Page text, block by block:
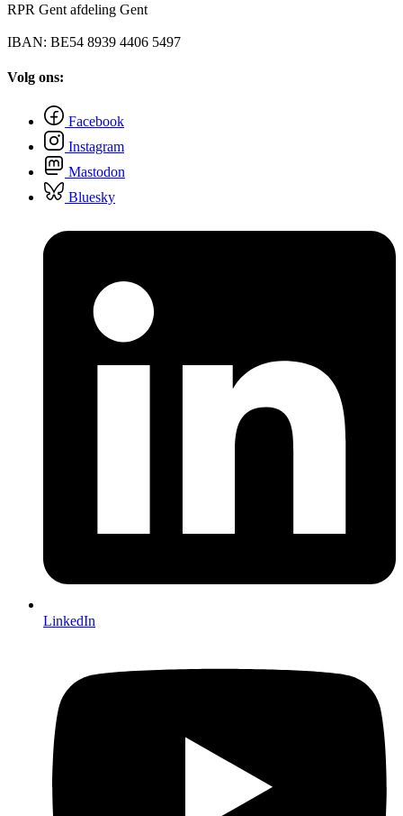
RPR Gent afdeling Gent
IBAN: BE54 8939 4406 5497
Volg ons:
Facebook
Instagram
Mastodon
Bluesky
LinkedIn